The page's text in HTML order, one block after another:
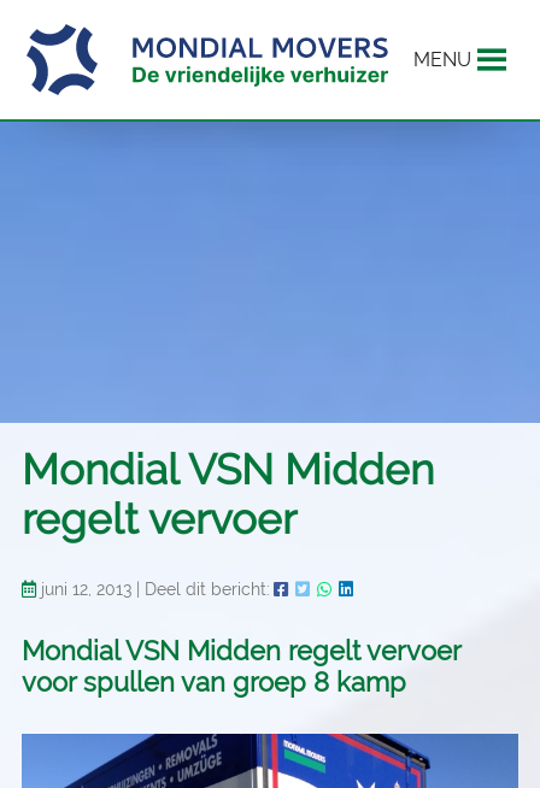
MENU
Mondial VSN Midden
regelt vervoer
juni 12, 2013 Deel dit bericht:
Mondial VSN Midden regelt vervoer
voor spullen van groep 8 kamp